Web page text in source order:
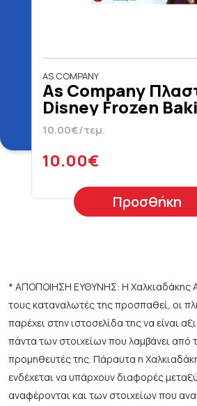
AS COMPANY
As Company
Disney Frozen
Για 3+ Ετών
10.00€/τεμ.
10.00€
Προσθήκη
* ΑΠΟΠΟΙΗΣΗ ΕΥΘΥΝΗΣ: Η Χαλκιαδάκης
τους καταναλωτές της προσπαθεί, οι
παρέχει στην ιστοσελίδα της να είναι
πάντα των στοιχείων που λαμβάνει από
προμηθευτές της. Πάραυτα η
ενδέχεται να υπάρχουν διαφορές
αναφέρονται και των στοιχείων που